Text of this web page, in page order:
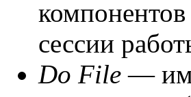
сессии
Do File—